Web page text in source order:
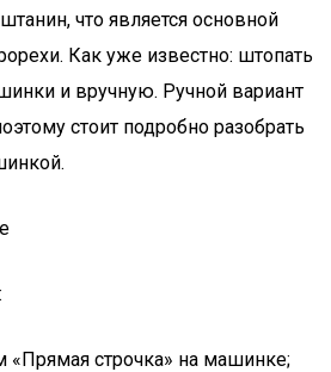
что является основной
Как уже известно: штопать
и вручную. Ручной вариант
стоит подробно разобрать
«Прямая строчка» на машинке;